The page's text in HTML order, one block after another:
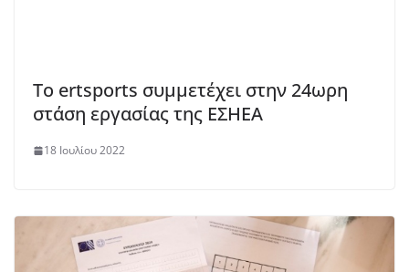
Tο ertsports συμμετέχει στην 24ωρη
στάση εργασίας της ΕΣΗΕΑ
18 Ιουλίου 2022